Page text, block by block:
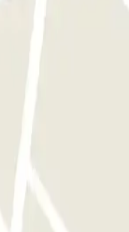
y salir del parking todas las veces que
Lombardo
cerca de Avioparking - Shuttle -